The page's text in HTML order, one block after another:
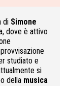
di Simone
dove è attivo
studiato e
si
della musica